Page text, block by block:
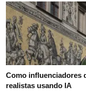
Como influenciadores
realistas usando IA